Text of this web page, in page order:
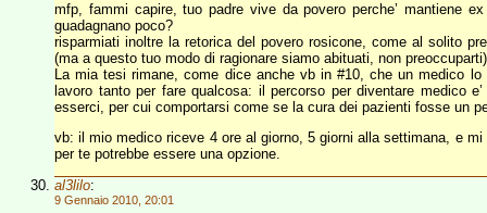
mfp, fammi capire, tuo padre vive da povero perche’ mantiene
guadagnano poco?
risparmiati inoltre la retorica del povero rosicone, come al solito
(ma a questo tuo modo di ragionare siamo abituati, non
La mia tesi rimane, come dice anche vb in #10, che un medico
lavoro tanto per fare qualcosa: il percorso per diventare medico
esserci, per cui comportarsi come se la cura dei pazienti fosse un
vb: il mio medico riceve 4 ore al giorno, 5 giorni alla settimana, e
per te potrebbe essere una opzione.
al3lilo:
9 Gennaio 2010, 20:01